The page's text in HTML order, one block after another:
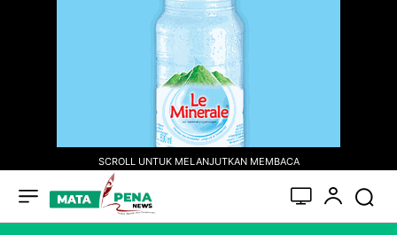
SCROLL UNTUK MELANJUTKAN MEMBACA